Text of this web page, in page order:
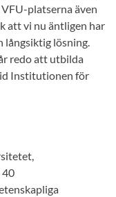
platserna även
att vi nu äntligen har
långsiktig lösning.
redo att utbilda
Institutionen för
40